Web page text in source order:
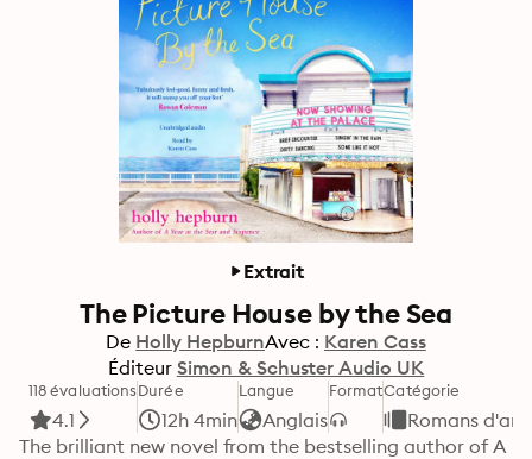
Extrait
The Picture House by the Sea
De Holly HepburnAvec : Karen Cass
Éditeur Simon & Schuster Audio UK
118 évaluations
4.1
Durée
12h 4min
Langue
Anglais
FormatCatégorie
Romans
The brilliant new novel from the bestselling author of A